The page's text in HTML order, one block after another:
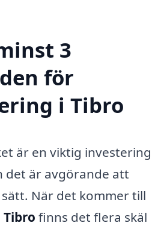
3
för
i Tibro
är en viktig investering
det är avgörande att
När det kommer till
finns det flera skäl